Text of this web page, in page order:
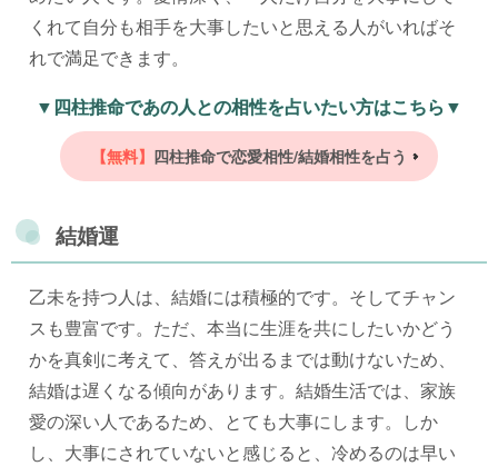
くれて自分も相手を大事したいと思える人がいればそ
れで満足できます。
▼四柱推命であの人との相性を占いたい方はこちら▼
【無料】 四柱推命で恋愛相性/結婚相性を占う
結婚運
乙未を持つ人は、結婚には積極的です。そしてチャン
スも豊富です。ただ、本当に生涯を共にしたいかどう
かを真剣に考えて、答えが出るまでは動けないため、
結婚は遅くなる傾向があります。結婚生活では、家族
愛の深い人であるため、とても大事にします。しか
し、大事にされていないと感じると、冷めるのは早い